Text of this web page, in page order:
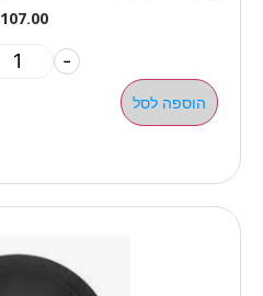
107.00
-
הוספה לסל